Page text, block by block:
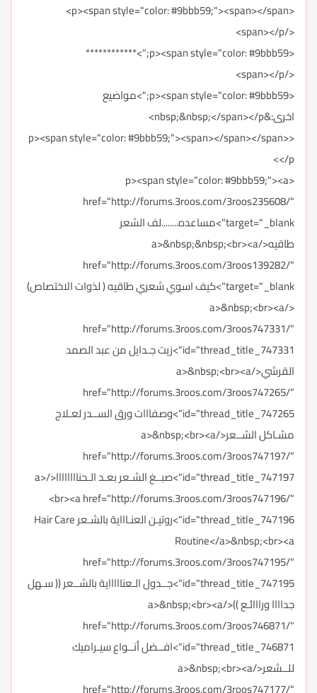
<p><span style="color: #9bbb59;"><span></span>
</span></p>
<p><span style="color: #9bbb59;">************
</span></p>
<p><span style="color: #9bbb59;">مواضيع
اخرى:&nbsp;&nbsp;</span></p>
<p><span style="color: #9bbb59;"><span></span></span>
</p>
<p><span style="color: #9bbb59;"><a
href="http://forums.3roos.com/3roos235608/"
target="_blank">مساعده........لف الشعر
طاقيه</a>&nbsp;&nbsp;<br><a
href="http://forums.3roos.com/3roos139282/"
target="_blank">كيف اسوي شعري طاقيه ( لذوات الاختصاص)
</a>&nbsp;<br><a
href="http://forums.3roos.com/3roos747331/"
id="thread_title_747331">زيت جـدايل من عبد الصمد
القرشي</a>&nbsp;<br><a
href="http://forums.3roos.com/3roos747265/"
id="thread_title_747265">وصفااات ورق الســدر لعـلاج
مشـاكل الشــعر</a>&nbsp;<br><a
href="http://forums.3roos.com/3roos747197/"
id="thread_title_747197">صبــغ الشـعر بعـد الـحناااااااا</a>
<br><a href="http://forums.3roos.com/3roos747196/"
id="thread_title_747196">روتيـن العنـاااية بالشـعر Hair Care
Routine</a>&nbsp;<br><a
href="http://forums.3roos.com/3roos747195/"
id="thread_title_747195">جــدول الـعناااااية بالشــعر (( سـهل
جداااا ورااائـع ))</a>&nbsp;<br><a
href="http://forums.3roos.com/3roos746871/"
id="thread_title_746871">افــضل أنــواع سيـراميك
للــشعر</a>&nbsp;<br><a